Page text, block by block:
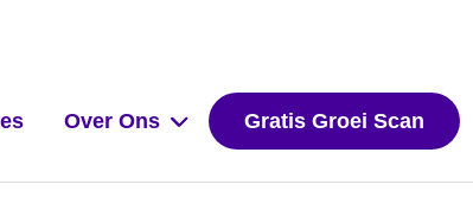
Over Ons Gratis Groei Scan